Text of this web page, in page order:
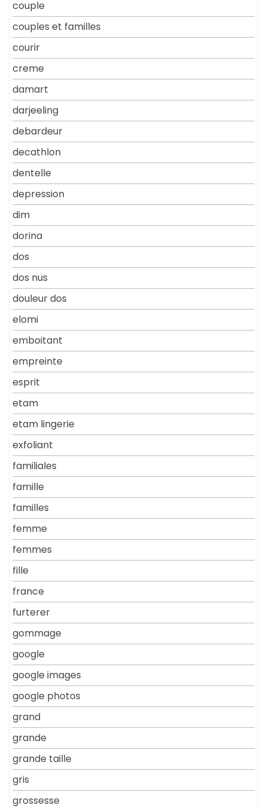
couple
couples et familles
courir
creme
damart
darjeeling
debardeur
decathlon
dentelle
depression
dim
dorina
dos
dos nus
douleur dos
elomi
emboitant
empreinte
esprit
etam
etam lingerie
exfoliant
familiales
famille
familles
femme
femmes
fille
france
furterer
gommage
google
google images
google photos
grand
grande
grande taille
gris
grossesse